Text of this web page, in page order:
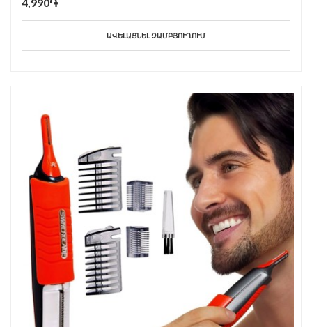
ԱՎԵԼԱՑՆԵԼ ԶԱՄԲՅՈՒՂՈՒՄ